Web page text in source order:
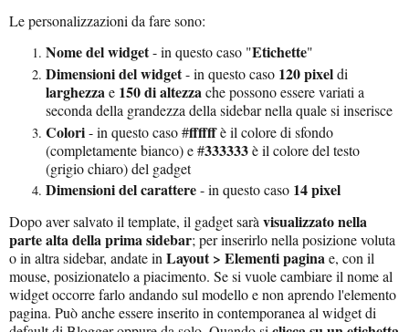
Le personalizzazioni da fare sono:
Nome del widget- in questo caso "Etichette"
Dimensioni del widget- in questo caso 120 pixeldi
larghezzae 150 di altezzache possono essere variati a
seconda della grandezza della sidebar nella quale si inserisce
Colori- in questo caso #ffffffè il colore di sfondo
(completamente bianco) e #333333è il colore del testo
(grigio chiaro) del gadget
Dimensioni del carattere- in questo caso 14 pixel
Dopo aver salvato il template, il gadget sarà visualizzato nella
parte alta della prima sidebar; per inserirlo nella posizione voluta
o in altra sidebar, andate in Layout > Elementi paginae, con il
mouse, posizionatelo a piacimento. Se si vuole cambiare il nome al
widget occorre farlo andando sul modello e non aprendo l'elemento
pagina. Può anche essere inserito in contemporanea al widget di